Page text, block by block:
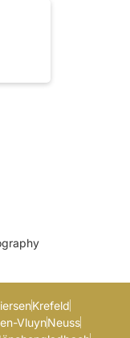
Krefeld
VluynNeuss